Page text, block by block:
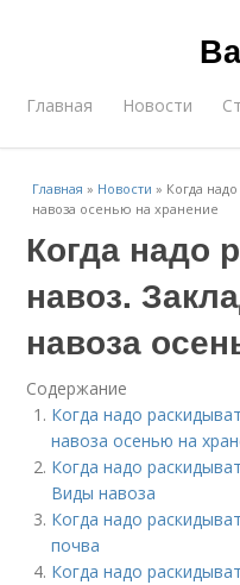
Главная Новости
Главная » Новости » Когда
навоза осенью на хранение
Когда надо
навоз.
навоза
Содержание
Когда надо
навоза осенью на
Когда надо
Виды навоза
Когда надо
почва
Когда надо